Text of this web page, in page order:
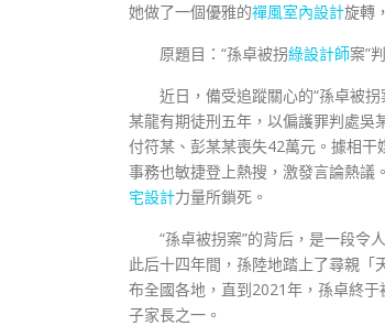
她做了一個優雅的禪風室內設計旋轉
原題目：“孫卓被拐綠設計師案”
近日，備受追蹤關心的“孫卓被
某龍有期徒刑五年，以偏護罪判處吳
付符某、彭某某喪失42萬元。據相干
事務也敏捷登上熱搜，激發言論熱議
宅設計力量所鎖死。
“孫卓被拐案”的背后，是一段令
此后十四年間，孫陸地踏上了尋親
布全國各地，直到2021年，孫卓終
子家長之一。